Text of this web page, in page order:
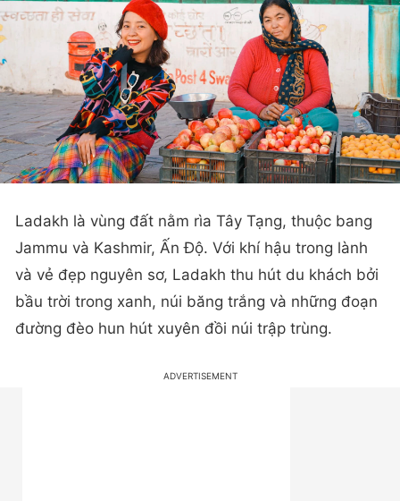
Ladakh là vùng đất nằm rìa Tây Tạng, thuộc bang
Jammu và Kashmir, Ấn Độ. Với khí hậu trong lành
và vẻ đẹp nguyên sơ, Ladakh thu hút du khách bởi
bầu trời trong xanh, núi băng trắng và những đoạn
đường đèo hun hút xuyên đồi núi trập trùng.